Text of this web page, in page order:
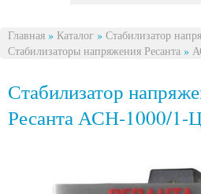
Вы здесь
Главная » Каталог » Стабилизатор
Стабилизаторы напряжения Ресанта »
Стабилизатор
Ресанта АСН-1000/1-